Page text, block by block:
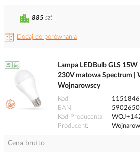
Dodaj do porównania
885 szt
Lampa LEDBulb GLS
230V matowa Spectrum |
Wojnarowscy
Kod
1151846
EAN
Kod Producenta
Producent
Cena brutto